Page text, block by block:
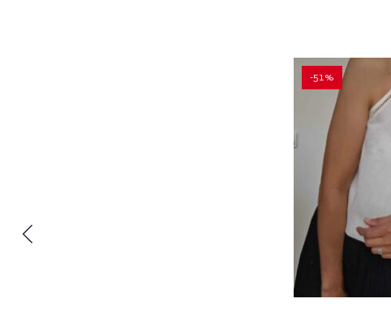
-51%